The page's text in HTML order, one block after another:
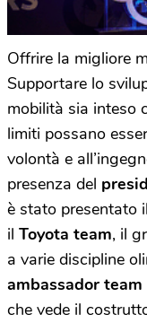
Offrire la migliore
Supportare lo
mobilità sia inteso
limiti possano
volontà e
presenza del
è stato presentato
il Toyota team, il
a varie discipline
ambassador team
che vede il